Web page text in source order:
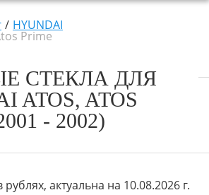
HYUNDAI
Prime
СТЕКЛА ДЛЯ
ATOS, ATOS
- 2002)
актуальна на 10.08.2026 г.